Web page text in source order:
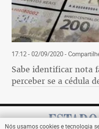
17:12 - 02/09/2020-
Sabe identificar nota
perceber se a cédula
Nós usamos cookies e tecnologia